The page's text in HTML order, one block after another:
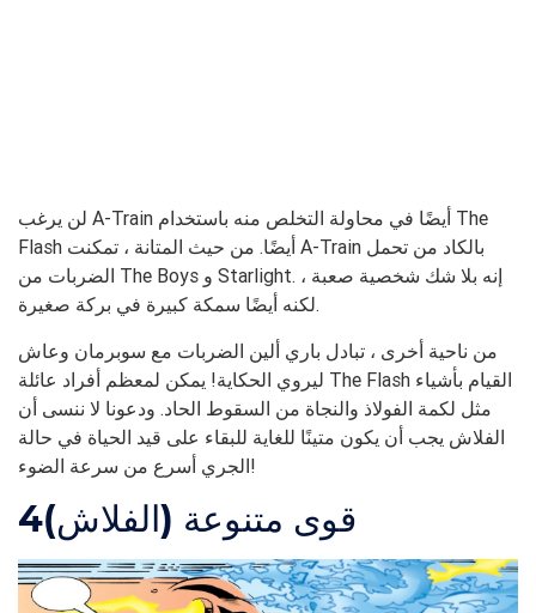
لن يرغب A-Train أيضًا في محاولة التخلص منه باستخدام The
Flash أيضًا. من حيث المتانة ، تمكنت A-Train بالكاد من تحمل
الضربات من The Boys و Starlight. إنه بلا شك شخصية صعبة ،
لكنه أيضًا سمكة كبيرة في بركة صغيرة.
من ناحية أخرى ، تبادل باري ألين الضربات مع سوبرمان وعاش
ليروي الحكاية! يمكن لمعظم أفراد عائلة The Flash القيام بأشياء
مثل لكمة الفولاذ والنجاة من السقوط الحاد. ودعونا لا ننسى أن
الفلاش يجب أن يكون متينًا للغاية للبقاء على قيد الحياة في حالة
الجري أسرع من سرعة الضوء!
4قوى متنوعة (الفلاش)